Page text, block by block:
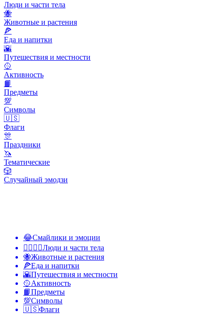
Люди и части тела
🐝
Животные и растения
🍕
Еда и напитки
🌇
Путешествия и местности
🥎
Активность
📙
Предметы
💯
Символы
🇺🇸
Флаги
🎊
Праздники
🦄
Тематические
🎲
Случайный эмодзи
😂Смайлики и эмоции
👩‍❤️‍💋‍👨Люди и части тела
🐝Животные и растения
🍕Еда и напитки
🌇Путешествия и местности
🥎Активность
📙Предметы
💯Символы
🇺🇸Флаги